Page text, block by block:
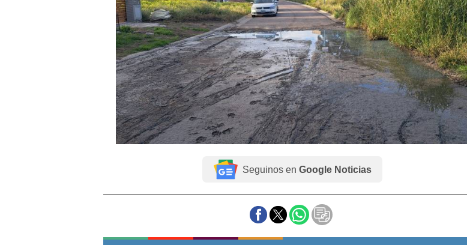
Seguinos en Google Noticias